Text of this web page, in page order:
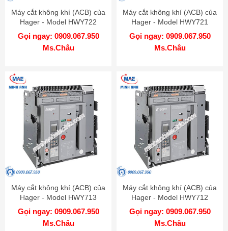
Máy cắt không khí (ACB) của
Hager - Model HWY722
Gọi ngay: 0909.067.950
Ms.Châu
Máy cắt không khí (ACB) của
Hager - Model HWY721
Gọi ngay: 0909.067.950
Ms.Châu
Máy cắt không khí (ACB) của
Hager - Model HWY713
Gọi ngay: 0909.067.950
Ms.Châu
Máy cắt không khí (ACB) của
Hager - Model HWY712
Gọi ngay: 0909.067.950
Ms.Châu